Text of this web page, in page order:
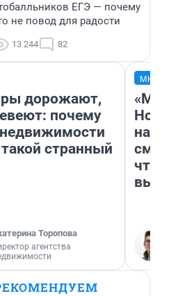
ЕГЭ — почему
не повод для радости
13 244 82
дорожают,
почему
странный
Торопова
агентства
«Мы